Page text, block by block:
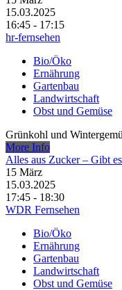
15.03.2025
16:45 - 17:15
hr-fernsehen
Bio/Öko
Ernährung
Gartenbau
Landwirtschaft
Obst und Gemüse
Grünkohl und
More Info
Alles aus Zucker – Gibt
15 März
15.03.2025
17:45 - 18:30
WDR Fernsehen
Bio/Öko
Ernährung
Gartenbau
Landwirtschaft
Obst und Gemüse